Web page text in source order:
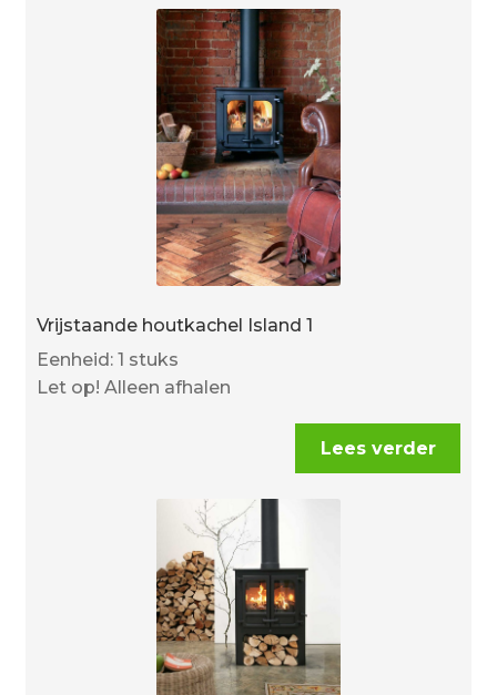
Vrijstaande houtkachel Island 1
Eenheid: 1 stuks
Let op! Alleen afhalen
Lees verder